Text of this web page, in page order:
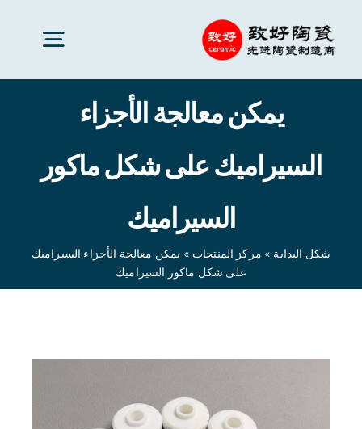
سيراميك متقدم
قطع السيراميك
خدمات
تطبيقات السيراميك
معرفة السيراميك
يمكن معالجة الأجزاء
السيراميك على شكل ماكور
السيراميك
شكل البداية » مركز المنتجات » يمكن معالجة الأجزاء السيراميك
على شكل ماكور السيراميك